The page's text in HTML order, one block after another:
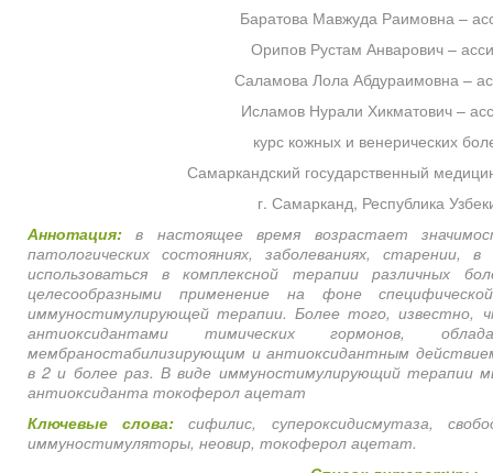
Баратова Мавжуда Раимовна –
Орипов Рустам Анварович –
Саламова Лола Абдураимовна –
Исламов Нурали Хикматович –
курс кожных и венерических
Самаркандский государственный
г. Самарканд, Республика
Аннотация: в настоящее время возрастает
патологических состояниях, заболеваниях,
использоваться в комплексной терапии различных
целесообразными применение на фоне
иммуностимулирующей терапии. Более того, известно,
антиоксидантами тимических гормонов,
мембраностабилизирующим и антиоксидантным
в 2 и более раз. В виде иммуностимулирующий терапии
антиоксиданта токоферол ацетат
Ключевые слова: сифилис, супероксидисмутаза,
иммуностимуляторы, неовир, токоферол ацетат.